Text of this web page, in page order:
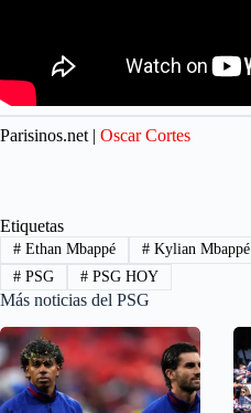
Parisinos.net | Oscar Cortes
Etiquetas
#Ethan Mbappé #Kylian Mbappé
#PSG #PSG HOY
Más noticias del PSG